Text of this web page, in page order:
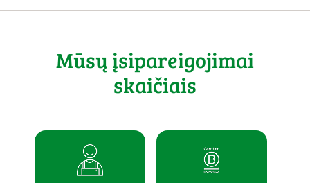
Mūsų įsipareigojimai
skaičiais